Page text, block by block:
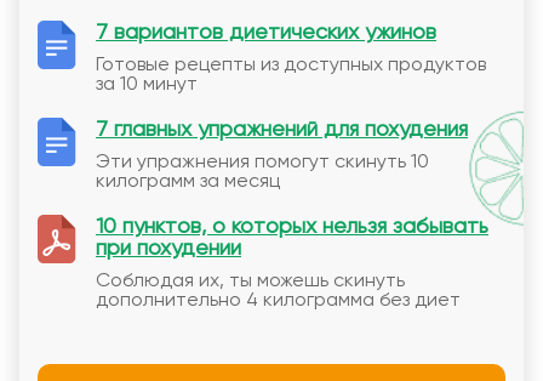
7 вариантов диетических ужинов
Готовые рецепты из доступных продуктов
за 10 минут
7 главных упражнений для похудения
Эти упражнения помогут скинуть 10
килограмм за месяц
10 пунктов, о которых нельзя забывать
при похудении
Соблюдая их, ты можешь скинуть
дополнительно 4 килограмма без диет